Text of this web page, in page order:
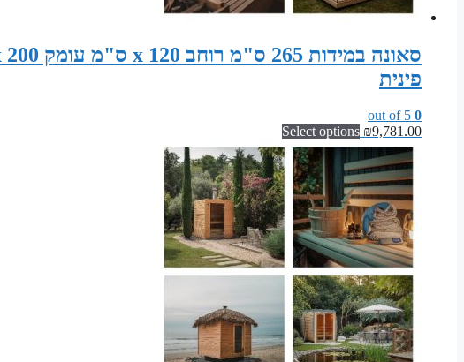
פינית
0
₪9,781.00
Select options